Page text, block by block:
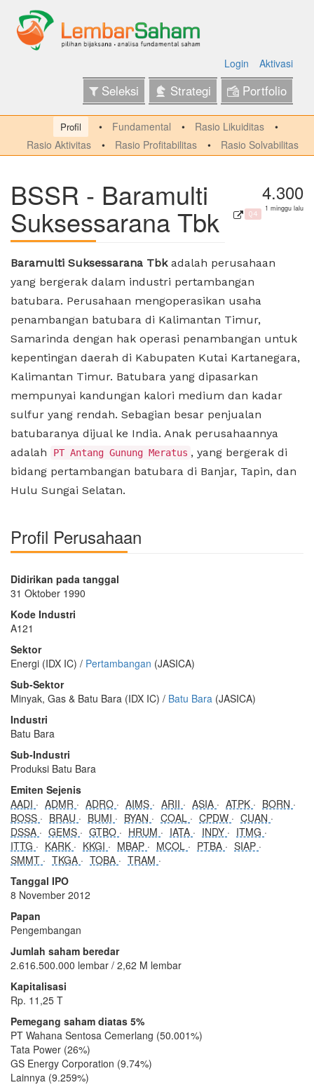
Login Aktivasi
Seleksi Strategi Portfolio
Profil Fundamental
Rasio Likuiditas
Rasio Aktivitas
Rasio Profitabilitas Rasio Solvabilitas
BSSR - Baramulti
Suksessarana Tbk Q4
4.300
1 minggu lalu
Baramulti Suksessarana Tbkadalah perusahaan
yang bergerak dalam industri pertambangan
batubara. Perusahaan mengoperasikan usaha
penambangan batubara di Kalimantan Timur,
Samarinda dengan hak operasi penambangan untuk
kepentingan daerah di Kabupaten Kutai Kartanegara,
Kalimantan Timur. Batubara yang dipasarkan
mempunyai kandungan kalori medium dan kadar
sulfur yang rendah. Sebagian besar penjualan
batubaranya dijual ke India. Anak perusahaannya
adalah
PT Antang Gunung Meratus , yang bergerak di
bidang pertambangan batubara di Banjar, Tapin, dan
Hulu Sungai Selatan.
Profil Perusahaan
Didirikan pada tanggal
31 Oktober 1990
Kode Industri
A121
Sektor
Energi (IDX IC) / Pertambangan (JASICA)
Sub-Sektor
Minyak, Gas & Batu Bara (IDX IC) / Batu Bara (JASICA)
Industri
Batu Bara
Sub-Industri
Produksi Batu Bara
Emiten Sejenis
AADI
ADMR ADRO AIMS ARII ASIA ATPK
BORN
BOSS
BRAU BUMI BYAN COAL CPDW
CUAN
DSSA
GEMS GTBO HRUM IATA INDY
ITMG
ITTG
KARK KKGI MBAP MCOL PTBA
SIAP
SMMT
TKGA TOBA
TRAM
Tanggal IPO
8 November 2012
Papan
Pengembangan
Jumlah saham beredar
2.616.500.000 lembar / 2,62 M lembar
Kapitalisasi
Rp. 11,25 T
Pemegang saham diatas 5%
PT Wahana Sentosa Cemerlang (50.001%)
Tata Power (26%)
GS Energy Corporation (9.74%)
Lainnya (9.259%)